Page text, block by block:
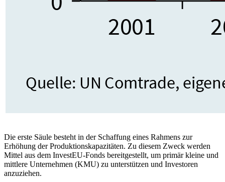
Die erste Säule besteht in der Schaffung eines Rahmens zur
Erhöhung der Produk­tionskapazitäten. Zu diesem Zweck werden
Mittel aus dem InvestEU-Fonds bereitgestellt, um primär kleine und
mittlere Unternehmen (KMU) zu unterstützen und Investoren
anzuziehen.